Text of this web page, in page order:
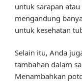
untuk sarapan atau
mengandung
untuk kesehatan
Selain itu, Anda
tambahan dalam
Menambahkan